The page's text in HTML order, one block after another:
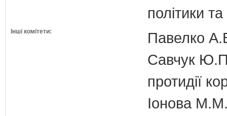
політики
Інші комітети:
Павелко
Савчук Ю.П.
протидії
Іонова М.М.